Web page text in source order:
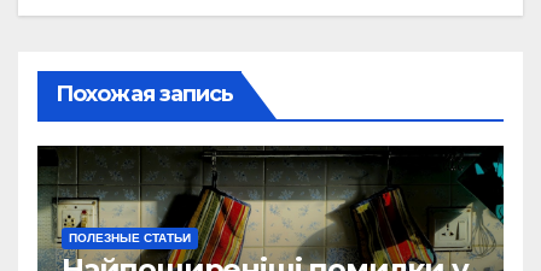
Похожая запись
ПОЛЕЗНЫЕ СТАТЬИ